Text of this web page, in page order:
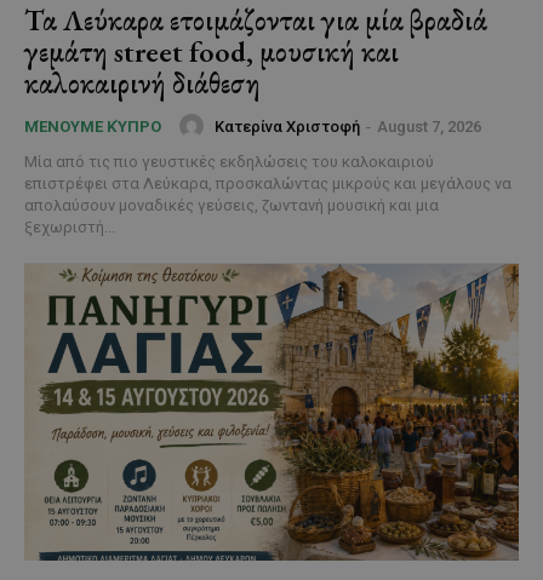
Τα Λεύκαρα ετοιμάζονται για μία βραδιά
γεμάτη street food, μουσική και
καλοκαιρινή διάθεση
ΜΈΝΟΥΜΕ ΚΎΠΡΟ Κατερίνα Χριστοφή - August 7, 2026
Μία από τις πιο γευστικές εκδηλώσεις του καλοκαιριού
επιστρέφει στα Λεύκαρα, προσκαλώντας μικρούς και μεγάλους να
απολαύσουν μοναδικές γεύσεις, ζωντανή μουσική και μια
ξεχωριστή...